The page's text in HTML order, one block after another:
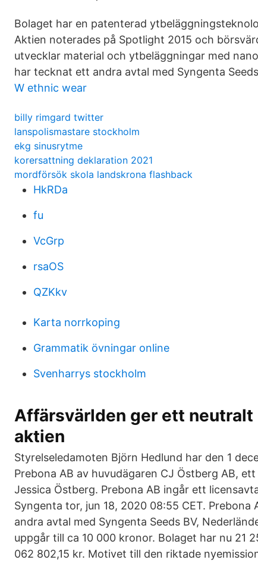
Bolaget har en patenterad
Aktien noterades på Spotlight 2015 och
utvecklar material och ytbeläggningar med
har tecknat ett andra avtal med Syngenta
W ethnic wear
billy rimgard twitter
lanspolismastare stockholm
ekg sinusrytme
korersattning deklaration 2021
mordförsök skola landskrona flashback
HkRDa
fu
VcGrp
rsaOS
QZKkv
Karta norrkoping
Grammatik övningar online
Svenharrys stockholm
Affärsvärlden ger ett neutralt
aktien
Styrelseledamoten Björn Hedlund har den 1
Prebona AB av huvudägaren CJ Östberg AB,
Jessica Östberg. Prebona AB ingår ett
Syngenta tor, jun 18, 2020 08:55 CET.
andra avtal med Syngenta Seeds BV,
uppgår till ca 10 000 kronor. Bolaget har nu 21
062 802,15 kr. Motivet till den riktade